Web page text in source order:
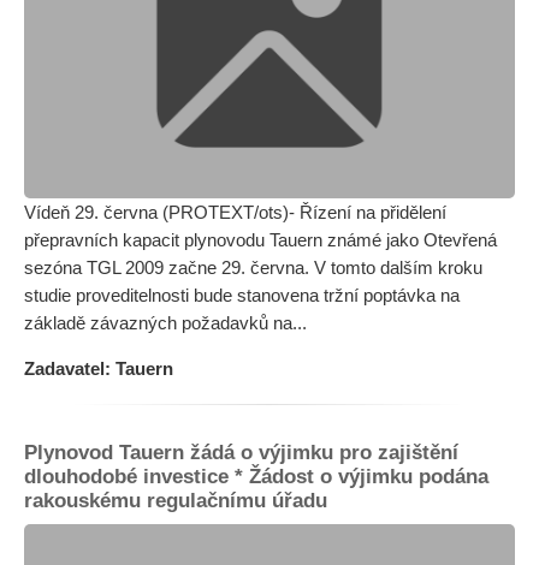
Vídeň 29. června (PROTEXT/ots)- Řízení na přidělení
přepravních kapacit plynovodu Tauern známé jako Otevřená
sezóna TGL 2009 začne 29. června. V tomto dalším kroku
studie proveditelnosti bude stanovena tržní poptávka na
základě závazných požadavků na...
Zadavatel: Tauern
Plynovod Tauern žádá o výjimku pro zajištění
dlouhodobé investice * Žádost o výjimku podána
rakouskému regulačnímu úřadu